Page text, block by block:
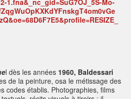
l dès les années 1960, Baldessari
de la peinture, osa le métissage des
codes établis. Photographies, films